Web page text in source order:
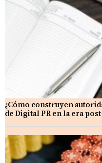
¿Cómo construyen
de Digital PR en la era